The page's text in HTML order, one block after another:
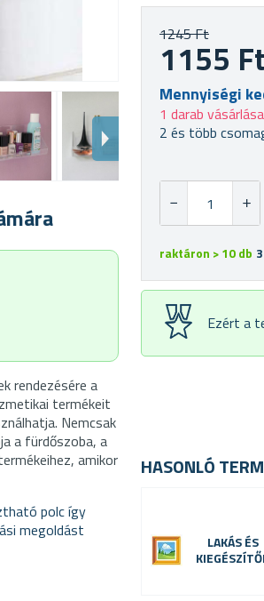
1245 Ft
1155 Ft
Mennyiségi
1 darab
2 és több
raktáron > 10 db
Ezért a
rendezésére a
termékeit
Nemcsak
a fürdőszoba, a
amikor
polc így
megoldást
HASONLÓ
LAKÁS ÉS